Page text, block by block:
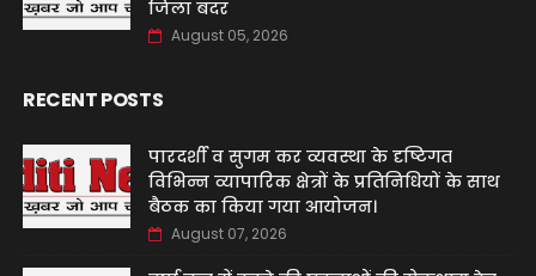
जिला बदर
August 05, 2026
RECENT POSTS
पारदर्शी व सुगम कर व्यवस्था के दृष्टिगत
विभिन्न व्यापारिक क्षेत्रों के प्रतिनिधियों के साथ
बैठक का किया गया आयोजन।
August 07, 2026